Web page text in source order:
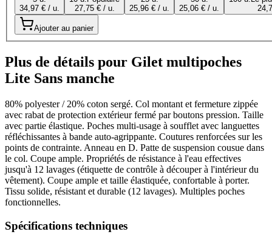
34,97 € / u.
27,75 € / u.
25,96 € / u.
25,06 € / u.
Ajouter au panier
Plus de détails pour Gilet multipoches
Lite Sans manche
80% polyester / 20% coton sergé. Col montant et fermeture zippée
avec rabat de protection extérieur fermé par boutons pression. Taille
avec partie élastique. Poches multi-usage à soufflet avec languettes
réfléchissantes à bande auto-agrippante. Coutures renforcées sur les
points de contrainte. Anneau en D. Patte de suspension cousue dans
le col. Coupe ample. Propriétés de résistance à l'eau effectives
jusqu'à 12 lavages (étiquette de contrôle à découper à l'intérieur du
vêtement). Coupe ample et taille élastiquée, confortable à porter.
Tissu solide, résistant et durable (12 lavages). Multiples poches
fonctionnelles.
Spécifications techniques